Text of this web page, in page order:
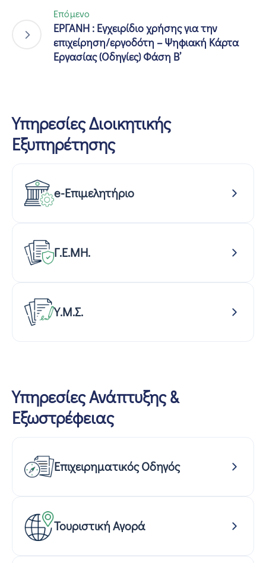
Επόμενο
ΕΡΓΑΝΗ : Εγχειρίδιο χρήσης για την
επιχείρηση/εργοδότη – Ψηφιακή Κάρτα
Εργασίας (Οδηγίες) Φάση Β’
Υπηρεσίες Διοικητικής
Εξυπηρέτησης
e-Επιμελητήριο
Γ.Ε.ΜΗ.
Υ.Μ.Σ.
Υπηρεσίες Ανάπτυξης &
Εξωστρέφειας
Επιχειρηματικός Οδηγός
Τουριστική Αγορά